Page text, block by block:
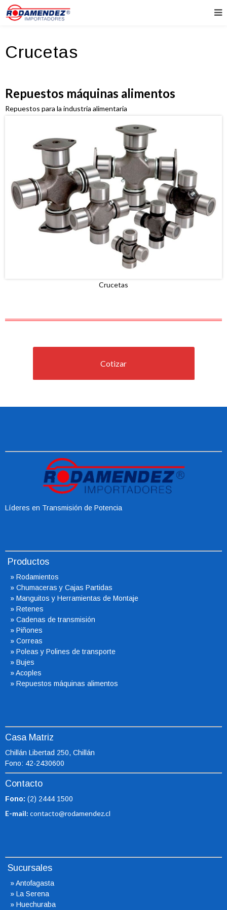
Crucetas
Repuestos máquinas alimentos
Repuestos para la industria alimentaria
Crucetas
Cotizar
Líderes en Transmisión de Potencia
Productos
» Rodamientos
» Chumaceras y Cajas Partidas
» Manguitos y Herramientas de Montaje
» Retenes
» Cadenas de transmisión
» Piñones
» Correas
» Poleas y Polines de transporte
» Bujes
»Acoples
» Repuestos máquinas alimentos
Casa Matriz
Chillán Libertad 250, Chillán
Fono: 42-2430600
Contacto
Fono: (2) 2444 1500
E-mail: contacto@rodamendez.cl
Sucursales
»Antofagasta
» La Serena
» Huechuraba